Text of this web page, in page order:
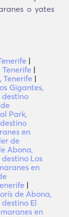
o yates
|
|
Tenerife |
Gigantes,
Park,
en
de
Abona,
Los
en
|
de Abona,
El
en